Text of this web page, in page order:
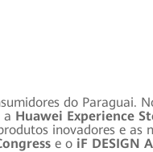
do Paraguai.
a Huawei Experience
inovadores e as
e o iF DESIGN